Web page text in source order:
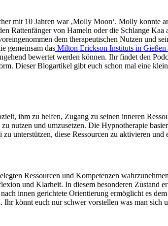
mit 10 Jahren war ‚Molly Moon‘. Molly konnte
Rattenfänger von Hameln oder die Schlange Kaa
dem therapeutischen Nutzen und
gemeinsam das Milton Erickson Instituts in
bewertet werden können. Ihr findet den
Dieser Blogartikel gibt euch schon mal eine
ihm zu helfen, Zugang zu seinen inneren
nutzen und umzusetzen. Die Hypnotherapie
unterstützen, diese Ressourcen zu aktivieren und
Ressourcen und Kompetenzen
und Klarheit. In diesem besonderen Zustand
innen gerichtete Orientierung ermöglicht es
könnt euch nur schwer vorstellen was man sich